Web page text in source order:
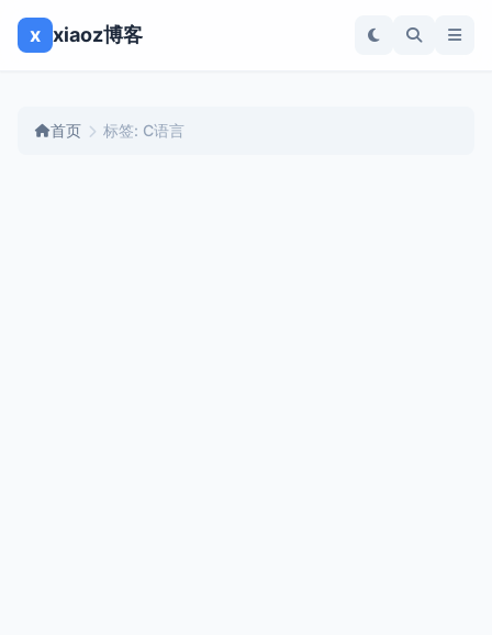
x xiaoz博客
首页 标签: C语言